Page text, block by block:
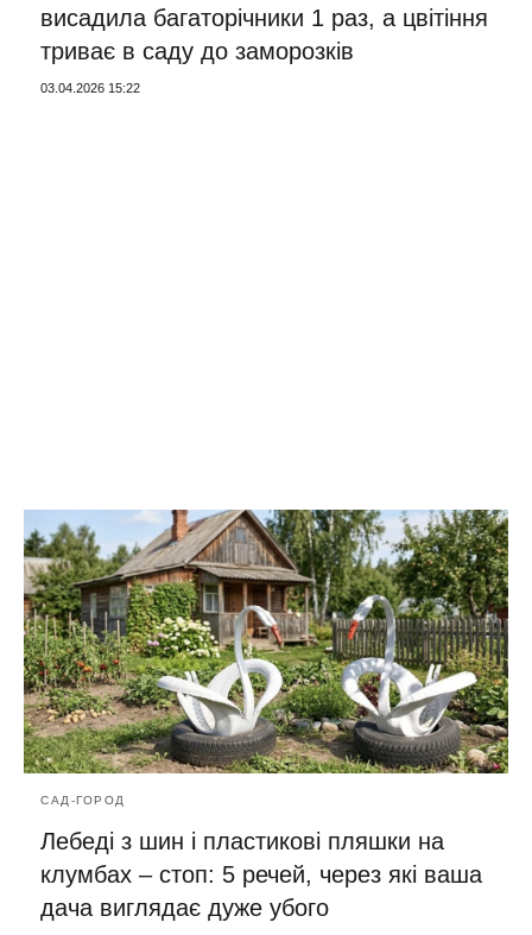
висадила багаторічники 1 раз, а цвітіння
триває в саду до заморозків
03.04.2026 15:22
САД-ГОРОД
Лебеді з шин і пластикові пляшки на
клумбах – стоп: 5 речей, через які ваша
дача виглядає дуже убого